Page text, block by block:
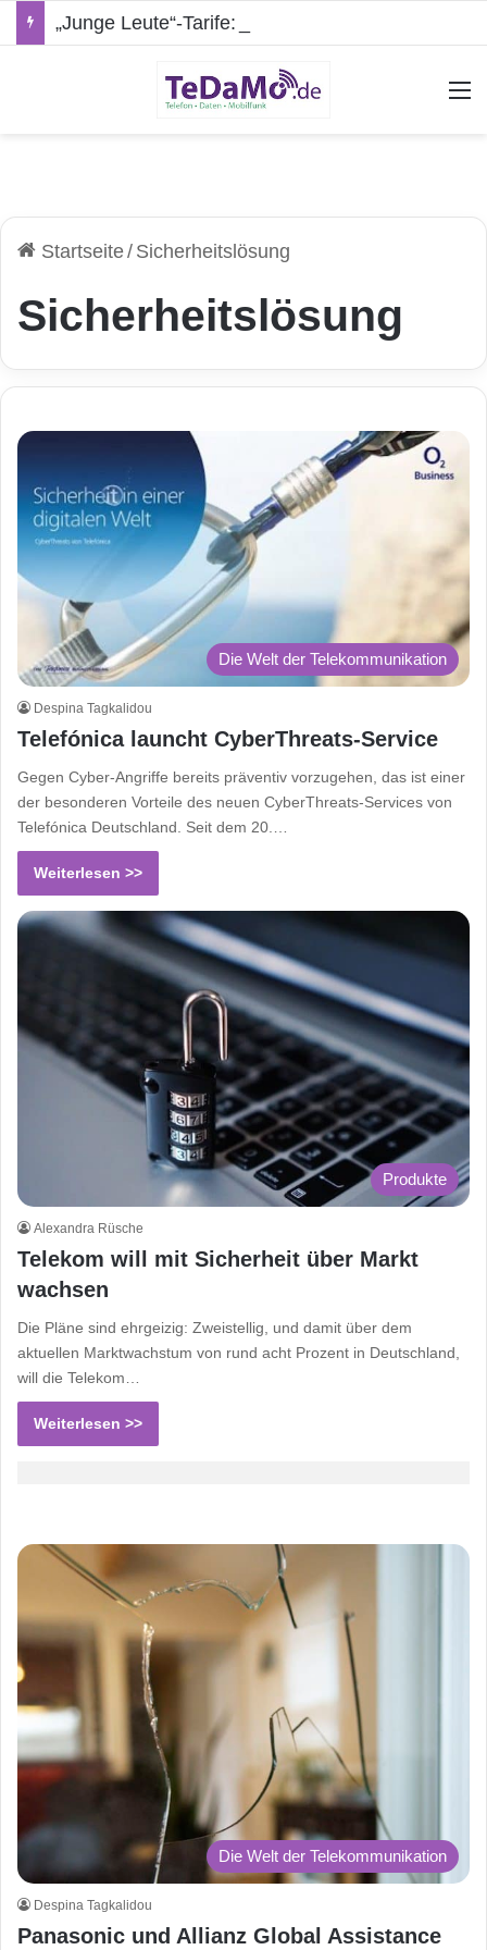
Startseite/ Sicherheitslösung
Sicherheitslösung
Die Welt der Telekommunikation
Despina Tagkalidou
Telefónica launcht CyberThreats-Service
Gegen Cyber-Angriffe bereits präventiv vorzugehen, das ist einer
der besonderen Vorteile des neuen CyberThreats-Services von
Telefónica Deutschland. Seit dem 20.…
Weiterlesen >>
Produkte
Alexandra Rüsche
Telekom will mit Sicherheit über Markt
wachsen
Die Pläne sind ehrgeizig: Zweistellig, und damit über dem
aktuellen Marktwachstum von rund acht Prozent in Deutschland,
will die Telekom…
Weiterlesen >>
Die Welt der Telekommunikation
Despina Tagkalidou
Panasonic und Allianz Global Assistance